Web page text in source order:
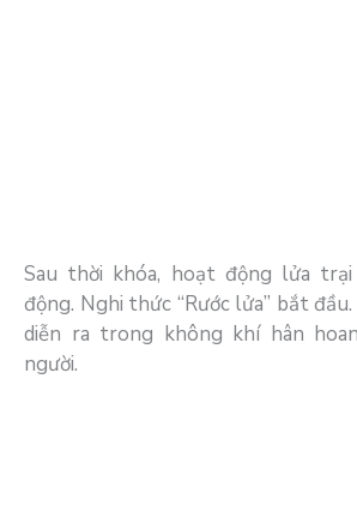
Sau thời khóa, hoạt động lửa
động. Nghi thức “Rước lửa” bắt
diễn ra trong không khí hân
người.